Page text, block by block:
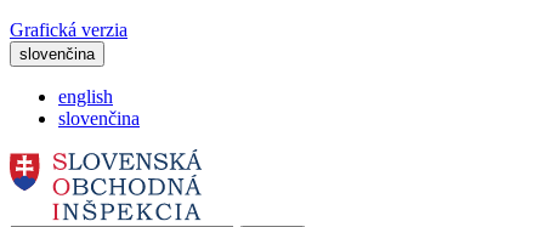
Grafická verzia
slovenčina
english
slovenčina